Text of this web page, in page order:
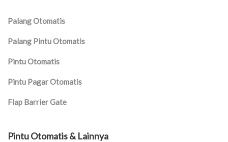
Palang Otomatis
Palang Pintu Otomatis
Pintu Otomatis
Pintu Pagar Otomatis
Flap Barrier Gate
Pintu Otomatis & Lainnya